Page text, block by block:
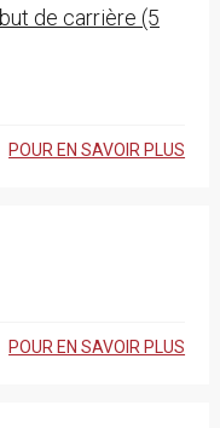
de carrière (5
POUR EN SAVOIR PLUS
POUR EN SAVOIR PLUS